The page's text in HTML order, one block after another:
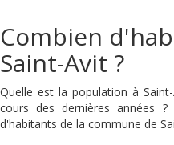
Combien
Saint-Avit ?
Quelle est la population à
cours des dernières années
d'habitants de la commune de